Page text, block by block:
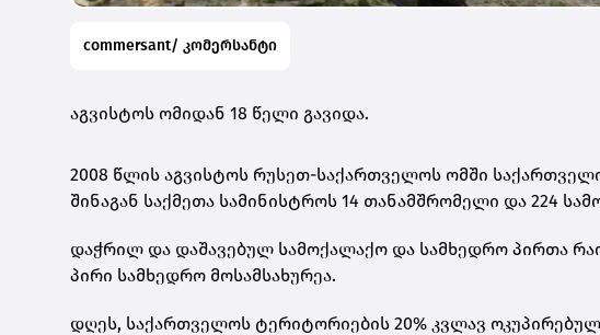
commersant/ კომერსანტი
აგვისტოს ომიდან 18 წელი გავიდა.
2008 წლის აგვისტოს რუსეთ-საქართველოს ომში
შინაგან საქმეთა სამინისტროს 14 თანამშრომელი და 224
დაჭრილ და დაშავებულ სამოქალაქო და სამხედრო პირთა
პირი სამხედრო მოსამსახურეა.
დღეს, საქართველოს ტერიტორიების 20% კვლავ